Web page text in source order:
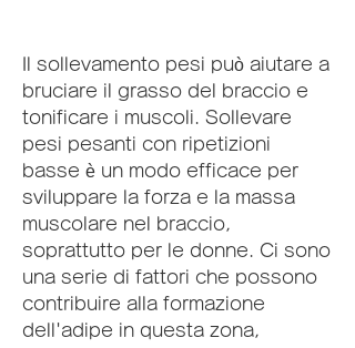
Il sollevamento pesi può aiutare a
bruciare il grasso del braccio e
tonificare i muscoli. Sollevare
pesi pesanti con ripetizioni
basse è un modo efficace per
sviluppare la forza e la massa
muscolare nel braccio,
soprattutto per le donne. Ci sono
una serie di fattori che possono
contribuire alla formazione
dell'adipe in questa zona,